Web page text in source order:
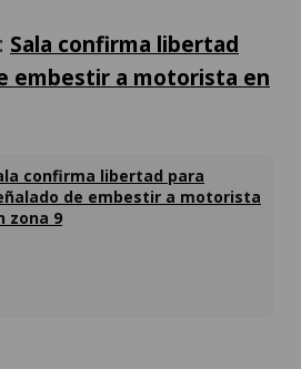
Sala confirma libertad
embestir a motorista en
confirma libertad para
de embestir a motorista
zona 9